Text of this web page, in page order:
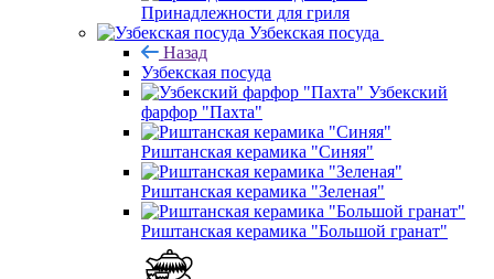
Принадлежности для гриля
Узбекская посуда
Назад
Узбекская посуда
Узбекский
фарфор "Пахта"
Риштанская керамика "Синяя"
Риштанская керамика "Зеленая"
Риштанская керамика "Большой гранат"